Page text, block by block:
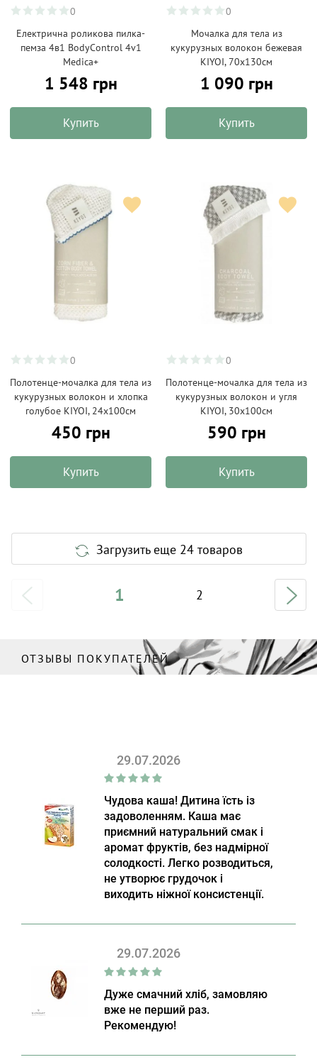
0
Електрична роликова пилка-
пемза 4в1 BodyControl 4v1
Medica+
1 548 грн
Купить
0
Мочалка для тела из
кукурузных волокон бежевая
KIYOI, 70х130см
1 090 грн
Купить
0
Полотенце-мочалка для тела из
кукурузных волокон и хлопка
голубое KIYOI, 24х100см
450 грн
Купить
0
Полотенце-мочалка для тела из
кукурузных волокон и угля
KIYOI, 30х100см
590 грн
Купить
Загрузить еще 24 товаров
1 2
ОТЗЫВЫ ПОКУПАТЕЛЕЙ
29.07.2026
Чудова каша! Дитина їсть із
задоволенням. Каша має
приємний натуральний смак і
аромат фруктів, без надмірної
солодкості. Легко розводиться,
не утворює грудочок і
виходить ніжної консистенції.
29.07.2026
Дуже смачний хліб, замовляю
вже не перший раз.
Рекомендую!